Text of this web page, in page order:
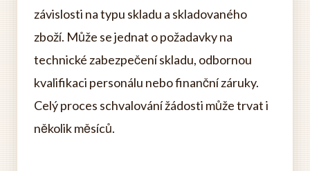
závislosti na typu skladu a skladovaného
zboží. Může se jednat o požadavky na
technické zabezpečení skladu, odbornou
kvalifikaci personálu nebo finanční záruky.
Celý proces schvalování žádosti může trvat i
několik měsíců.